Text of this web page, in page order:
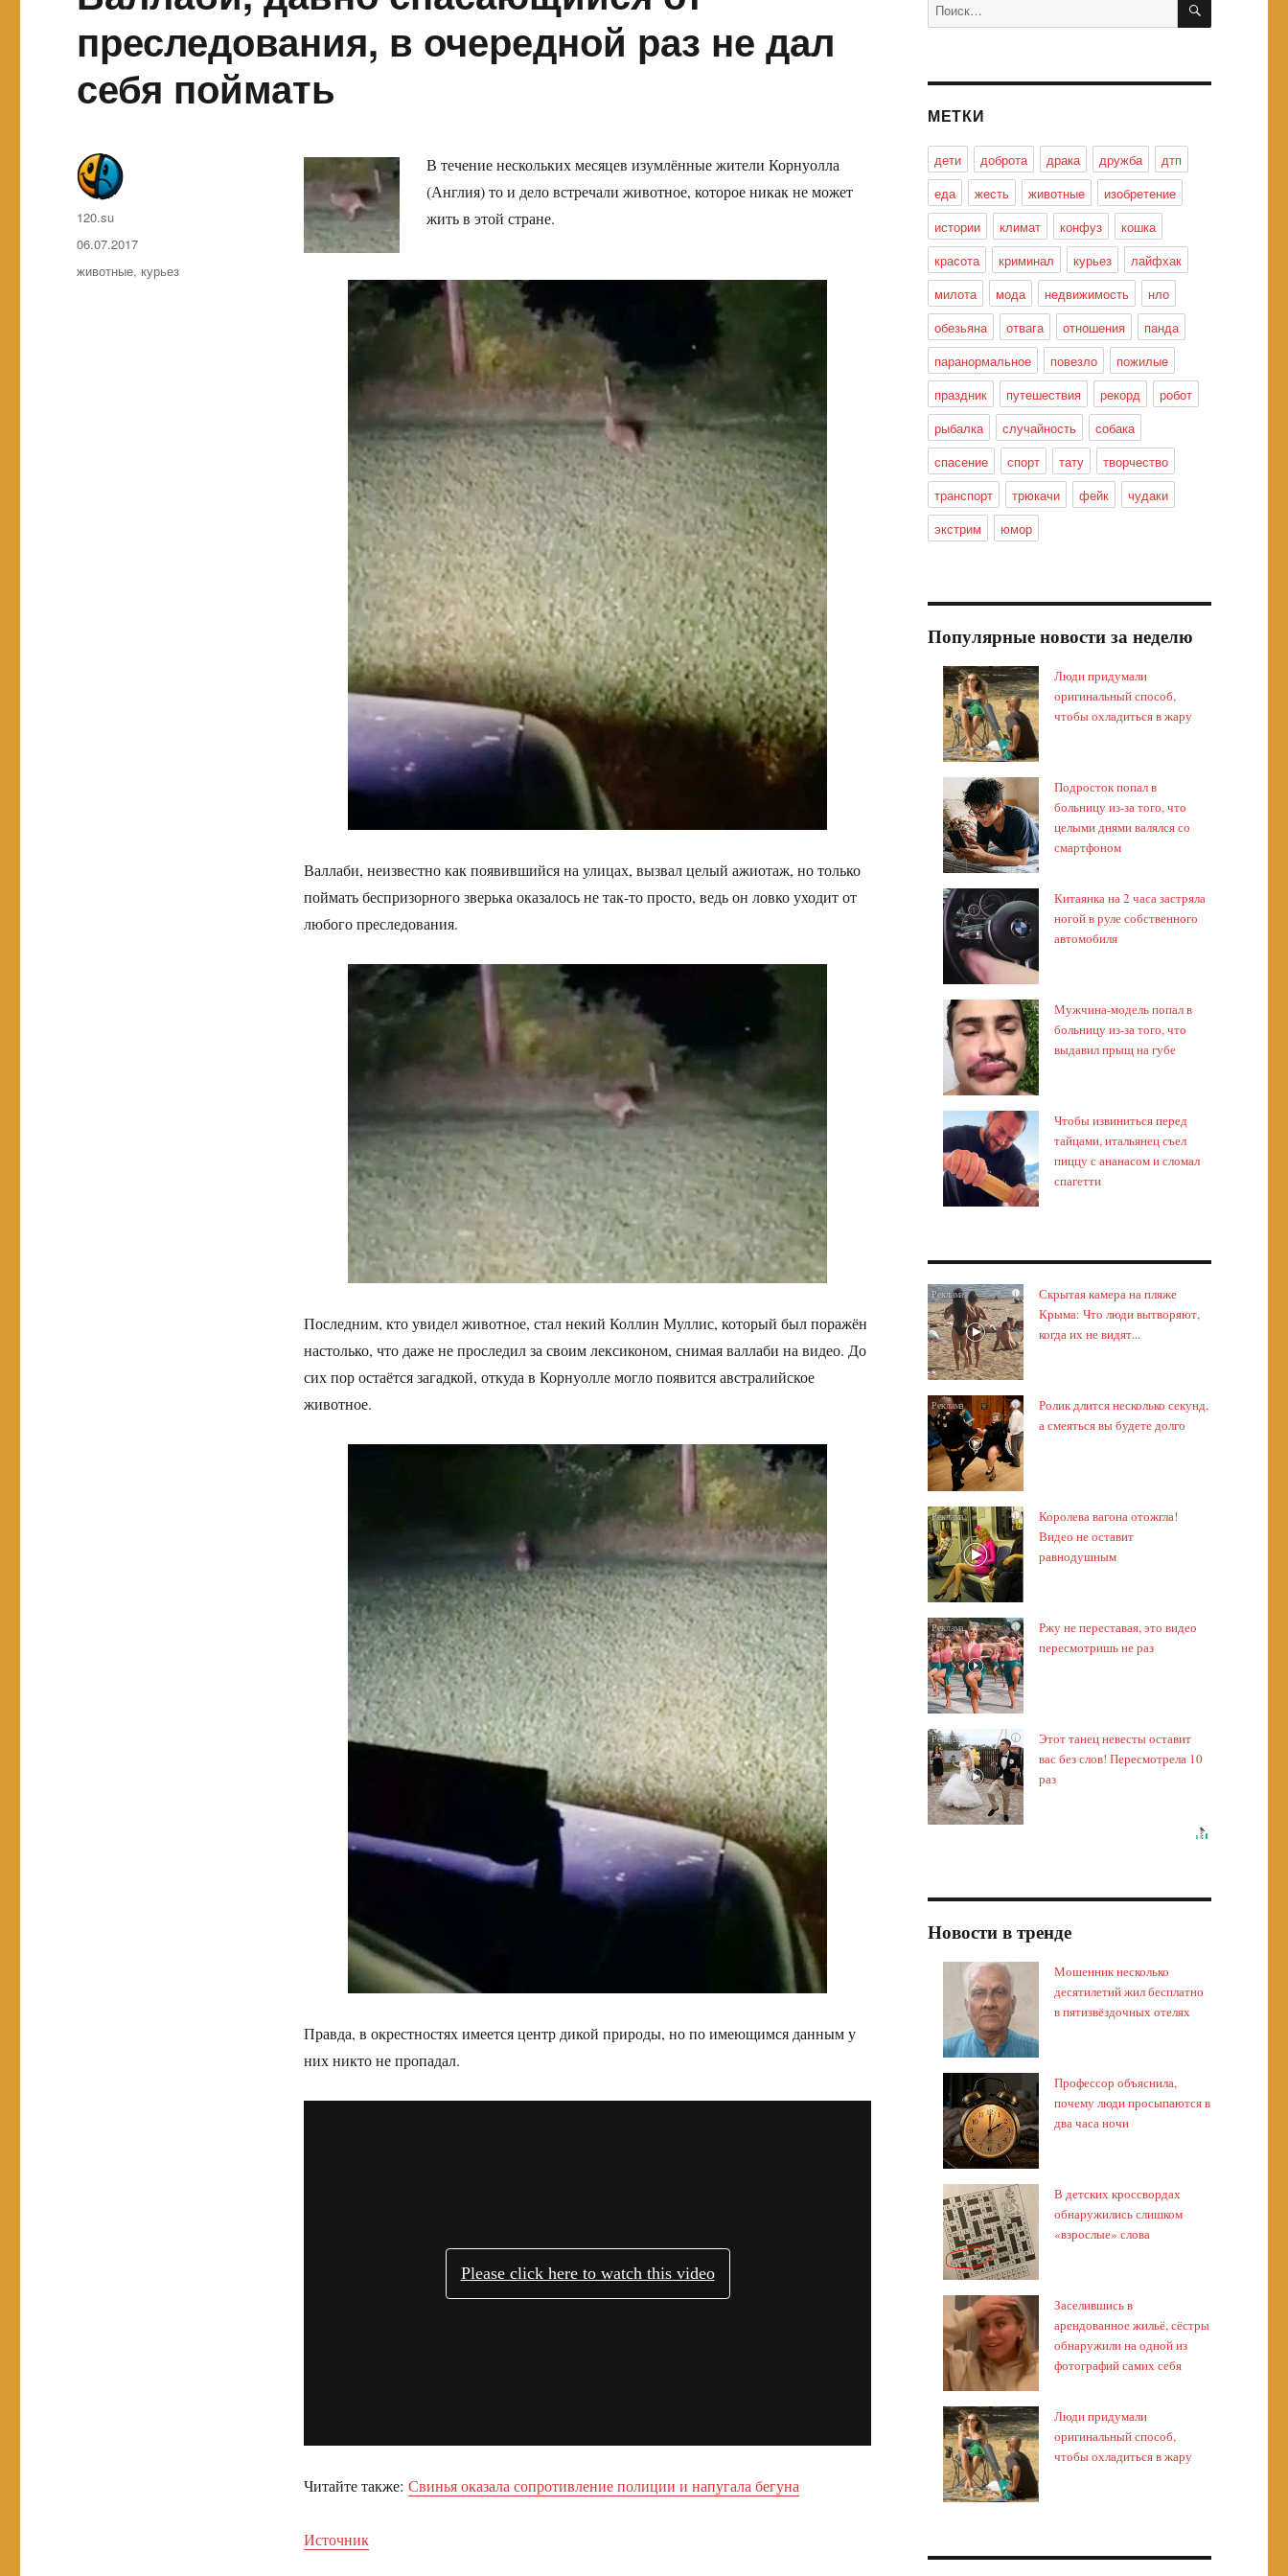
преследования, в очередной раз не дал
себя поймать
В течение нескольких месяцев изумлённые жители Корнуолла
(Англия) то и дело встречали животное, которое никак не может
жить в этой стране.
Валлаби, неизвестно как появившийся на улицах, вызвал целый ажиотаж, но только
поймать беспризорного зверька оказалось не так-то просто, ведь он ловко уходит от
любого преследования.
Последним, кто увидел животное, стал некий Коллин Муллис, который был поражён
настолько, что даже не проследил за своим лексиконом, снимая валлаби на видео. До
сих пор остаётся загадкой, откуда в Корнуолле могло появится австралийское
животное.
Правда, в окрестностях имеется центр дикой природы, но по имеющимся данным у
них никто не пропадал.
Читайте также: Свинья оказала сопротивление полиции и напугала бегуна
Источник
Автор
120.su
Опубликовано
06.07.2017
Метки
животные, курьез
МЕТКИ
дети доброта драка дружба
дтп
еда
жесть животные
изобретение
истории
климат конфуз
кошка
красота
криминал курьез
лайфхак
милота
мода недвижимость
нло
обезьяна
отвага отношения
панда
паранормальное
повезло
пожилые
праздник
путешествия рекорд
робот
рыбалка
случайность
собака
спасение
спорт тату
творчество
транспорт
трюкачи фейк
чудаки
экстрим
юмор
Популярные новости за неделю
Люди придумали
оригинальный способ,
чтобы охладиться в жару
Подросток попал в
больницу из-за того, что
целыми днями валялся со
смартфоном
Китаянка на 2 часа застряла
ногой в руле собственного
автомобиля
Мужчина-модель попал в
больницу из-за того, что
выдавил прыщ на губе
Чтобы извиниться перед
тайцами, итальянец съел
пиццу с ананасом и сломал
спагетти
i
Скрытая камера на пляже
Крыма: Что люди вытворяют,
когда их не видят...
i
Ролик длится несколько секунд,
а смеяться вы будете долго
i
Королева вагона отожгла!
Видео не оставит
равнодушным
i
Ржу не переставая, это видео
пересмотришь не раз
i
Этот танец невесты оставит
вас без слов! Пересмотрела 10
раз
Новости в тренде
Мошенник несколько
десятилетий жил бесплатно
в пятизвёздочных отелях
Профессор объяснила,
почему люди просыпаются в
два часа ночи
В детских кроссвордах
обнаружились слишком
«взрослые» слова
Заселившись в
арендованное жильё, сёстры
обнаружили на одной из
фотографий самих себя
Люди придумали
оригинальный способ,
чтобы охладиться в жару